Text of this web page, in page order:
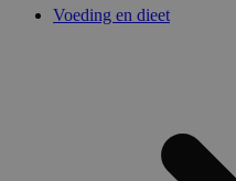
Voeding en dieet